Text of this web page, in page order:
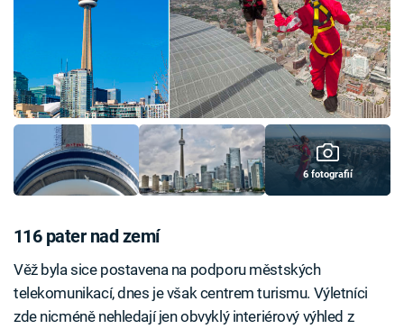
6 fotografií
116 pater nad zemí
Věž byla sice postavena na podporu městských
telekomunikací, dnes je však centrem turismu. Výletníci
zde nicméně nehledají jen obvyklý interiérový výhled z